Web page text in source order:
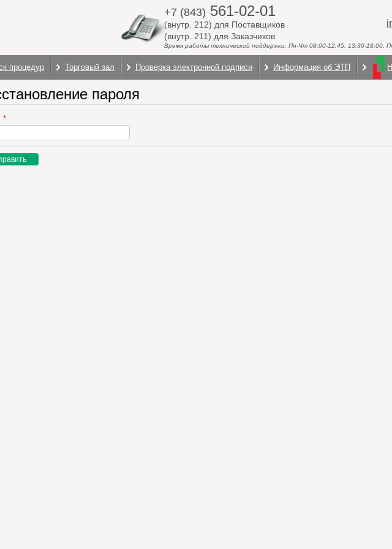
+7 (843) 561-02-01
(внутр. 212) для Поставщиков
(внутр. 211) для Заказчиков
Время работы технической поддержки: Пн-Чт 08:00-12:45; 13:30-18:00,
процедур Торговый зал Проверка электронной подписи Информация об ЭТП
пароля